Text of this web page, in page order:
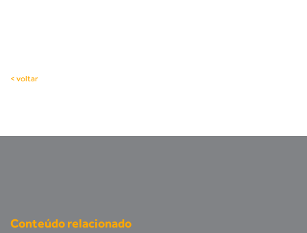
< voltar
Conteúdo relacionado